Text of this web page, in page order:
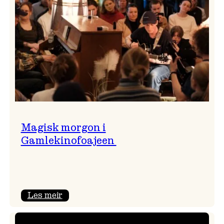
Magisk morgon i
Gamlekinofoajeen
Les meir: